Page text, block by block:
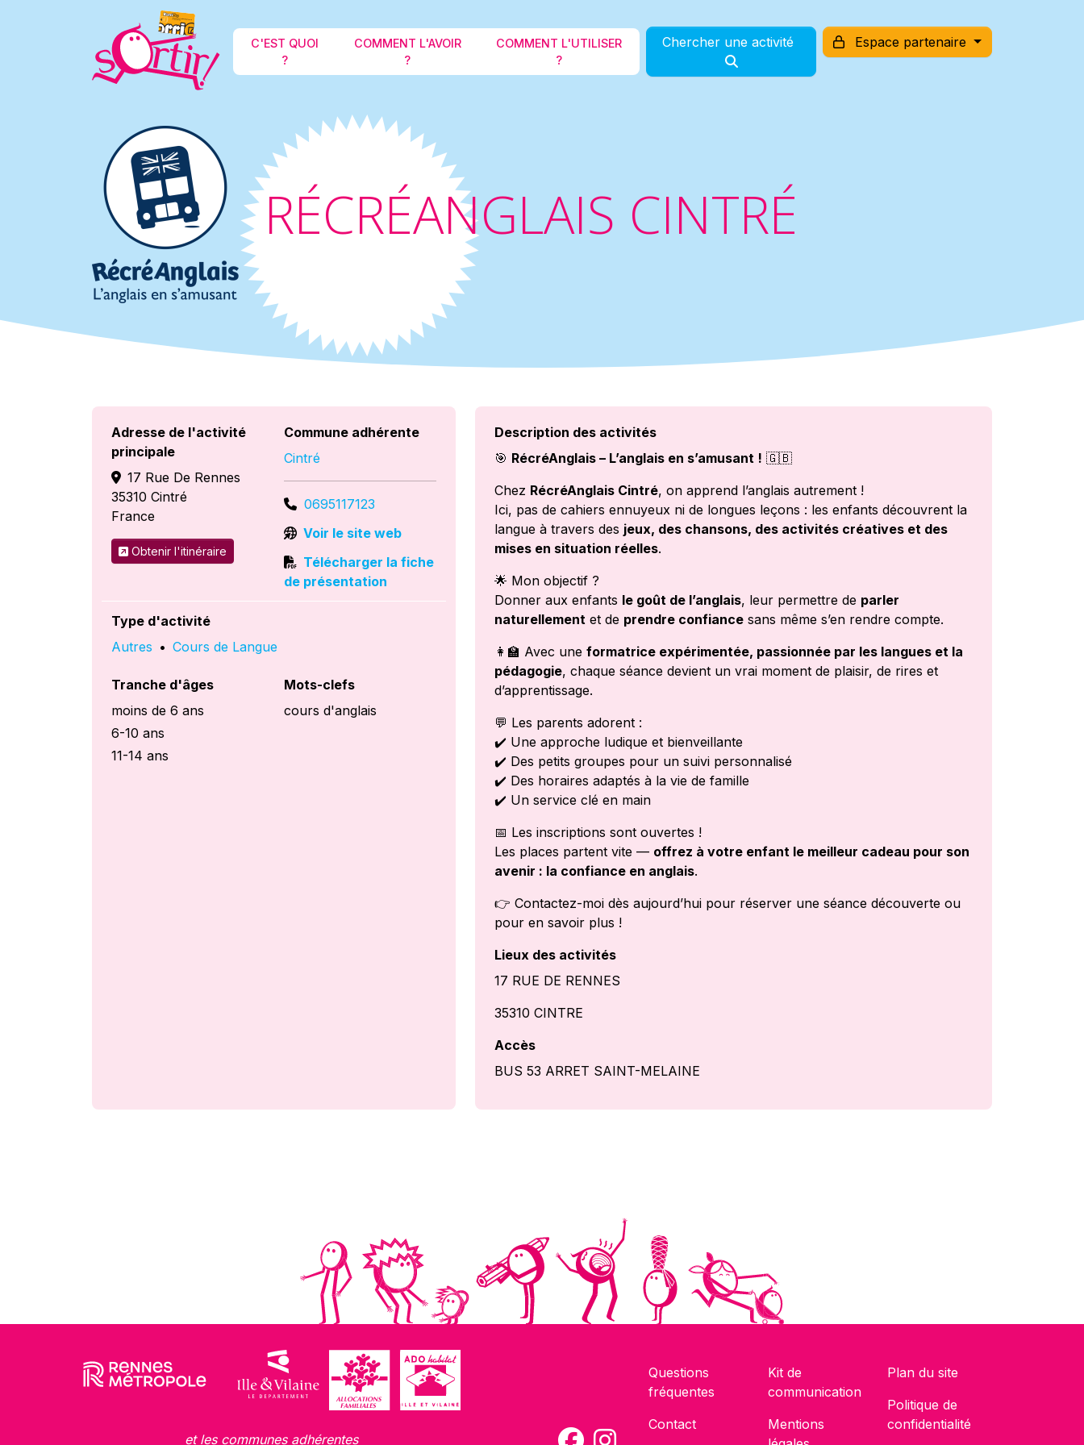
C'EST QUOI
?
COMMENT L'AVOIR
?
COMMENT L'UTILISER
?
Chercher une activité Espace partenaire
RÉCRÉANGLAIS CINTRÉ
Adresse de l'activité
principale
17 Rue De Rennes
35310 Cintré
France
Obtenir l'itinéraire
Commune adhérente
Cintré
0695117123
Voir le site web
Télécharger la fiche
de présentation
Type d'activité
Autres • Cours de Langue
Tranche d'âges
moins de 6 ans
6-10 ans
11-14 ans
Mots-clefs
cours d'anglais
Description des activités
🎯 RécréAnglais – L’anglais en s’amusant ! 🇬🇧
Chez RécréAnglais Cintré, on apprend l’anglais autrement !
Ici, pas de cahiers ennuyeux ni de longues leçons : les enfants découvrent la
langue à travers des jeux, des chansons, des activités créatives et des
mises en situation réelles.
🌟 Mon objectif ?
Donner aux enfants le goût de l’anglais, leur permettre de parler
naturellement et de prendre confiance sans même s’en rendre compte.
👩‍🏫 Avec une formatrice expérimentée, passionnée par les langues et la
pédagogie, chaque séance devient un vrai moment de plaisir, de rires et
d’apprentissage.
💬 Les parents adorent :
✔️ Une approche ludique et bienveillante
✔️ Des petits groupes pour un suivi personnalisé
✔️ Des horaires adaptés à la vie de famille
✔️ Un service clé en main
📅 Les inscriptions sont ouvertes !
Les places partent vite — offrez à votre enfant le meilleur cadeau pour son
avenir : la confiance en anglais.
👉 Contactez-moi dès aujourd’hui pour réserver une séance découverte ou
pour en savoir plus !
Lieux des activités
17 RUE DE RENNES
35310 CINTRE
Accès
BUS 53 ARRET SAINT-MELAINE
et les communes adhérentes
Questions
fréquentes
Contact
Kit de
communication
Mentions
Plan du site
Politique de
confidentialité